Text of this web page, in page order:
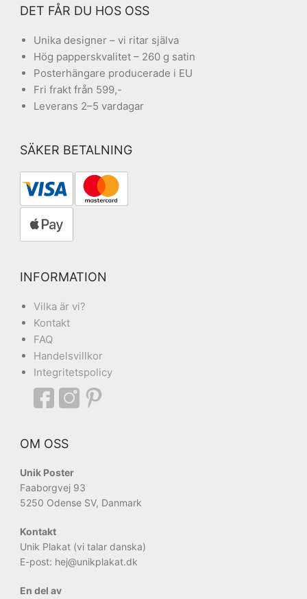
DET FÅR DU HOS OSS
Unika designer – vi ritar själva
Hög papperskvalitet – 260 g satin
Posterhängare producerade i EU
Fri frakt från 599,-
Leverans 2–5 vardagar
SÄKER BETALNING
INFORMATION
Vilka är vi?
Kontakt
FAQ
Handelsvillkor
Integritetspolicy
OM OSS
Unik Poster
Faaborgvej 93
5250 Odense SV, Danmark
Kontakt
Unik Plakat (vi talar danska)
E-post: hej@unikplakat.dk
En del av